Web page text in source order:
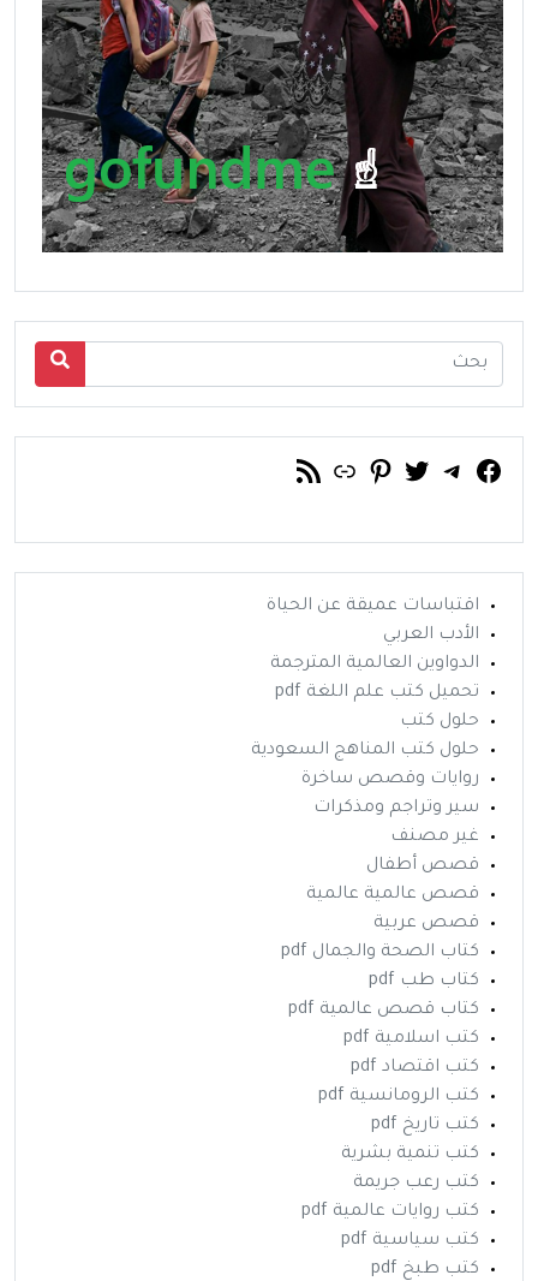
فيسبوك
تيليجرام
تويتربينتريست
رابطخلاصة RSS
اقتباسات عميقة عن الحياة
الأدب العربي
الدواوين العالمية المترجمة
تحميل كتب علم اللغة pdf
حلول كتب
حلول كتب المناهج السعودية
روايات وقصص ساخرة
سير وتراجم ومذكرات
غير مصنف
قصص أطفال
قصص عالمية عالمية
قصص عربية
كتاب الصحة والجمال pdf
كتاب طب pdf
كتاب قصص عالمية pdf
كتب اسلامية pdf
كتب اقتصاد pdf
كتب الرومانسية pdf
كتب تاريخ pdf
كتب تنمية بشرية
كتب رعب جريمة
كتب روايات عالمية pdf
كتب سياسية pdf
كتب طبخ pdf